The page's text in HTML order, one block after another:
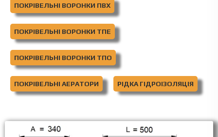
ПОКРІВЕЛЬНІ ВОРОНКИ ПВХ
ПОКРІВЕЛЬНІ ВОРОНКИ ТПЕ
ПОКРІВЕЛЬНІ ВОРОНКИ ТПО
ПОКРІВЕЛЬНІ АЕРАТОРИ РІДКА ГІДРОІЗОЛЯЦІЯ